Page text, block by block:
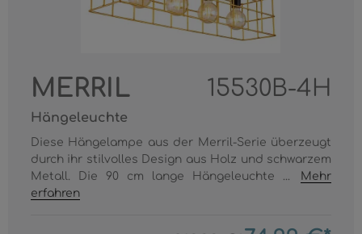
MERRIL 15530B-4H
Hängeleuchte
Diese Hängelampe aus der Merril-Serie überzeugt
durch ihr stilvolles Design aus Holz und schwarzem
Metall. Die 90 cm lange Hängeleuchte ...
Mehr
erfahren